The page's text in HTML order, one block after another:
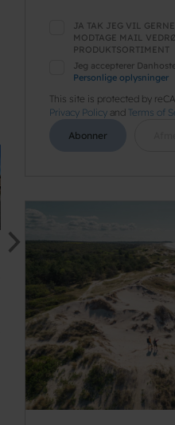
JA TAK JEG VIL
MODTAGE MAIL
PRODUKTSORTIMENT
Jeg accepterer
Personlige oplysninger
This site is protected by
Privacy Policy and Terms of
Abonner